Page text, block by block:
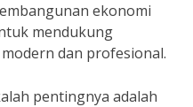
ekonomi
mendukung
dan profesional.
pentingnya adalah